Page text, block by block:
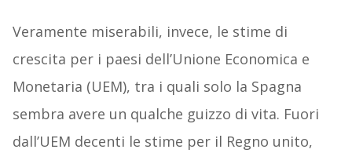
Veramente miserabili, invece, le stime di
crescita per i paesi dell’Unione Economica e
Monetaria (UEM), tra i quali solo la Spagna
sembra avere un qualche guizzo di vita. Fuori
dall’UEM decenti le stime per il Regno unito,